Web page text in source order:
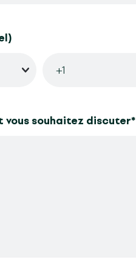
vous souhaitez discuter*